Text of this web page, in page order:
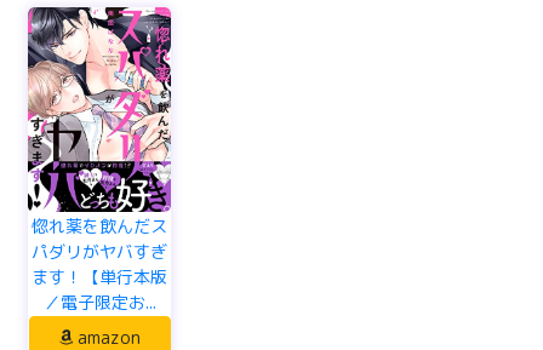
惚れ薬を飲んだス
パダリがヤバすぎ
ます！【単行本版
／電子限定お...
amazon